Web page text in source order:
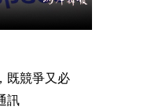
既競爭又必
訊